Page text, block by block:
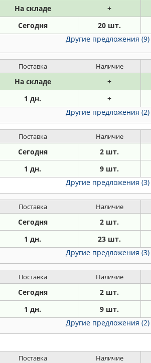
На складе +
Сегодня 20 шт.
Другие предложения (9)
Поставка Наличие
На складе +
1 дн. +
Другие предложения (2)
Поставка Наличие
Сегодня 2 шт.
1 дн. 9 шт.
Другие предложения (3)
Поставка Наличие
Сегодня 2 шт.
1 дн. 23 шт.
Другие предложения (3)
Поставка Наличие
Сегодня 2 шт.
1 дн. 9 шт.
Другие предложения (2)
Поставка Наличие